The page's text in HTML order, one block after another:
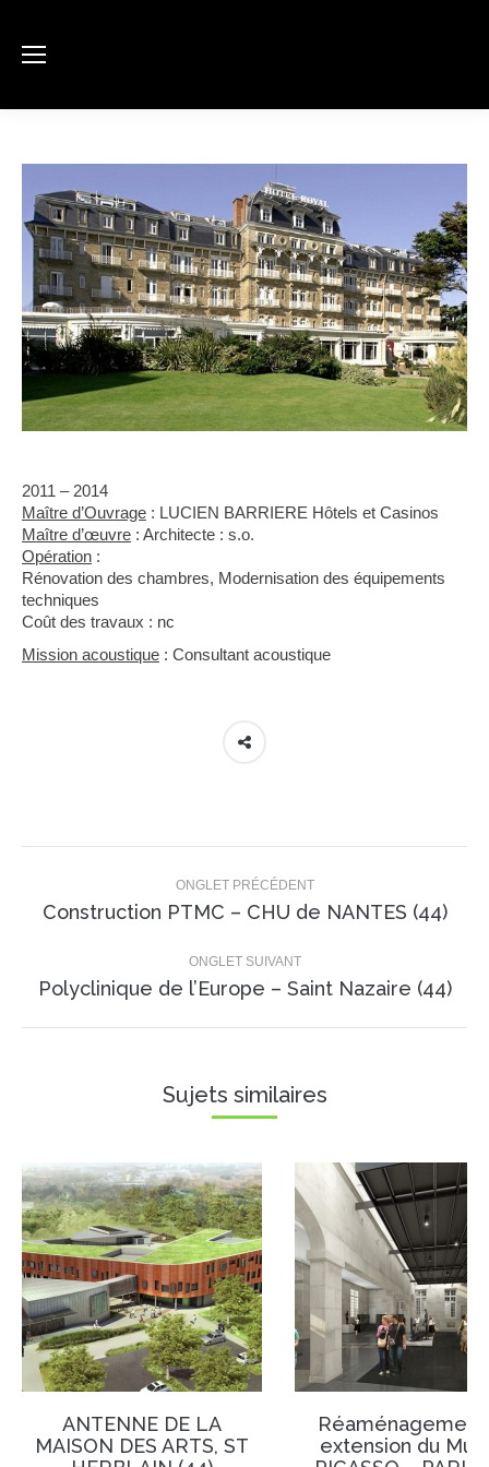
2011 – 2014
Maître d’Ouvrage : LUCIEN BARRIERE Hôtels et Casinos
Maître d’œuvre : Architecte : s.o.
Opération :
Rénovation des chambres, Modernisation des équipements
techniques
Coût des travaux : nc
Mission acoustique : Consultant acoustique
commentaire
ONGLET PRÉCÉDENT
Onglet
Construction PTMC – CHU de NANTES (44)
ONGLET SUIVANT
Projets
Polyclinique de l’Europe – Saint Nazaire (44)
Sujets similaires
ANTENNE DE LA
MAISON DES ARTS, ST
extension du